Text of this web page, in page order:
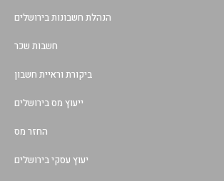
הנהלת חשבונות בירושלים
חשבות שכר
ביקורת וראיית חשבון
ייעוץ מס בירושלים
החזר מס
יעוץ עסקי בירושלים